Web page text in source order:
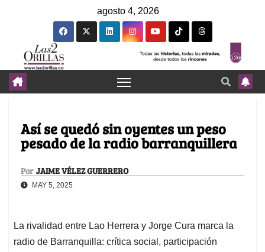
agosto 4, 2026
Así se quedó sin oyentes un peso
pesado de la radio barranquillera
Por JAIME VÉLEZ GUERRERO
MAY 5, 2025
La rivalidad entre Lao Herrera y Jorge Cura marca la
radio de Barranquilla: crítica social, participación